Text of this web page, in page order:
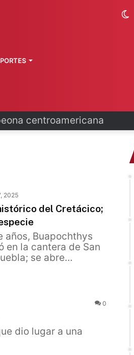
en chiles jalapeños
2025
del Cretácico;
años, Buapochthys
en la cantera de San
se abre…
0
dio lugar a una